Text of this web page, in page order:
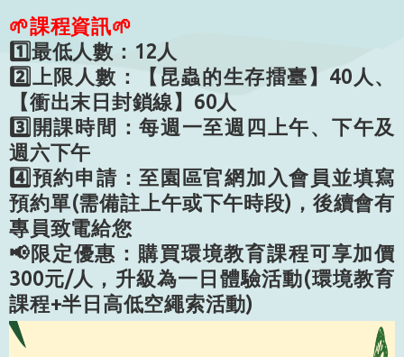
🌱課程資訊🌱
1️⃣最低人數：12人
2️⃣上限人數：【昆蟲的生存擂臺】40人、
【衝出末日封鎖線】60人
3️⃣開課時間：每週一至週四上午、下午及
週六下午
4️⃣預約申請：至園區官網加入會員並填寫
預約單(需備註上午或下午時段)，後續會有
專員致電給您
📢限定優惠：購買環境教育課程可享加價
300元/人，升級為一日體驗活動(環境教育
課程+半日高低空繩索活動)